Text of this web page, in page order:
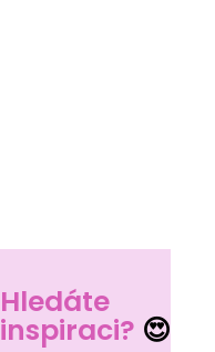
Hledáte
inspiraci? 😍